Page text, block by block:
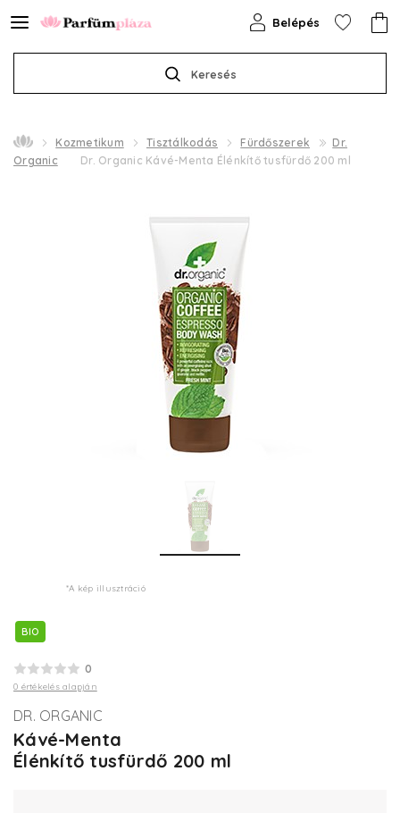
Keresés
Belépés
Kozmetikum Tisztálkodás Fürdőszerek
Dr.
Organic
Dr. Organic Kávé-Menta Élénkítő tusfürdő 200 ml
*A kép illusztráció
BIO
0
0 értékelés alapján
DR. ORGANIC
Kávé-Menta
Élénkítő tusfürdő 200 ml